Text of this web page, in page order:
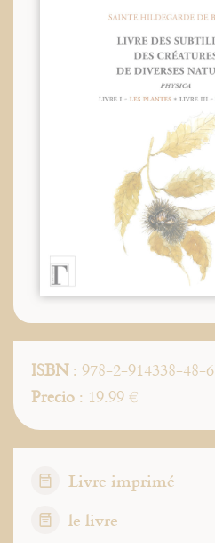
ISBN: 978-2-914338-48-6
Precio : 19.99 €
Livre imprimé
le livre